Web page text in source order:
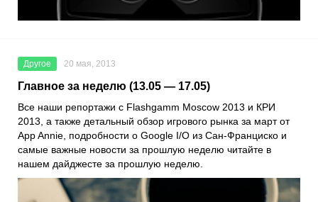
Другое 20 мая, 2013
Главное за неделю (13.05 — 17.05)
Все наши репортажи с Flashgamm Moscow 2013 и КРИ
2013, а также детальный обзор игрового рынка за март от
App Annie, подробности о Google I/O из Сан-Франциско и
самые важные новости за прошлую неделю читайте в
нашем дайджесте за прошлую неделю.